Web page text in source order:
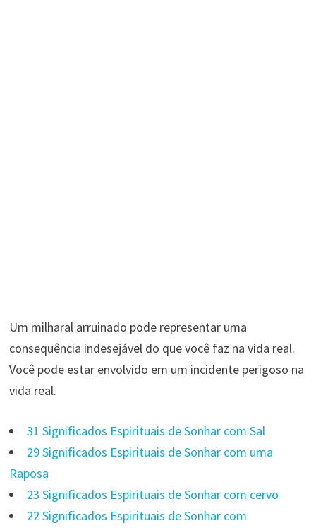
Um milharal arruinado pode representar uma
consequência indesejável do que você faz na vida real.
Você pode estar envolvido em um incidente perigoso na
vida real.
31 Significados Espirituais de Sonhar com Sal
29 Significados Espirituais de Sonhar com uma
Raposa
23 Significados Espirituais de Sonhar com cervo
22 Significados Espirituais de Sonhar com